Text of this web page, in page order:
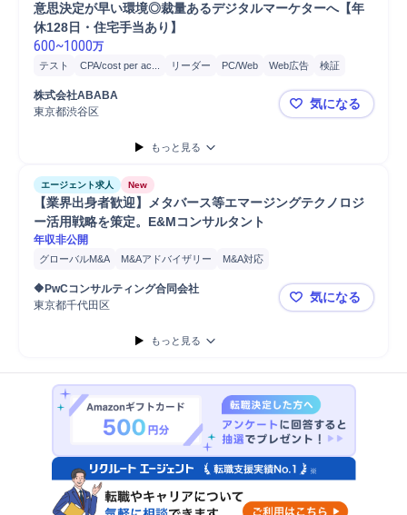
意思決定が早い環境◎裁量あるデジタルマーケターへ【年
休128日・住宅手当あり】
600~1000万
テスト CPA/cost per ac... リーダー PC/Web Web広告
検証
戦略立案
広告運用
アフィリエイト広告
株式会社ABABA
東京都渋谷区
意思決定が
気になる
もっと見る
エージェント求人 New
【業界出身者歓迎】メタバース等エマージングテクノロジ
ー活用戦略を策定。E&Mコンサルタント
年収非公開
グローバルM&A M&Aアドバイザリー
M&A対応
M&Aコンサルティング
プロジェクト
放送法
新規事業立案 アライアンス
パートナー
コンサルティング業務 提案
🔶PwCコンサルティング合同会社
東京都千代田区
【業界出身
気になる
もっと見る